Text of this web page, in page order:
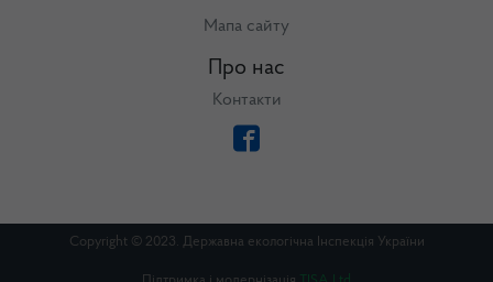
Мапа сайту
Про нас
Контакти
Copyright © 2023. Державна екологічна Інспекція України